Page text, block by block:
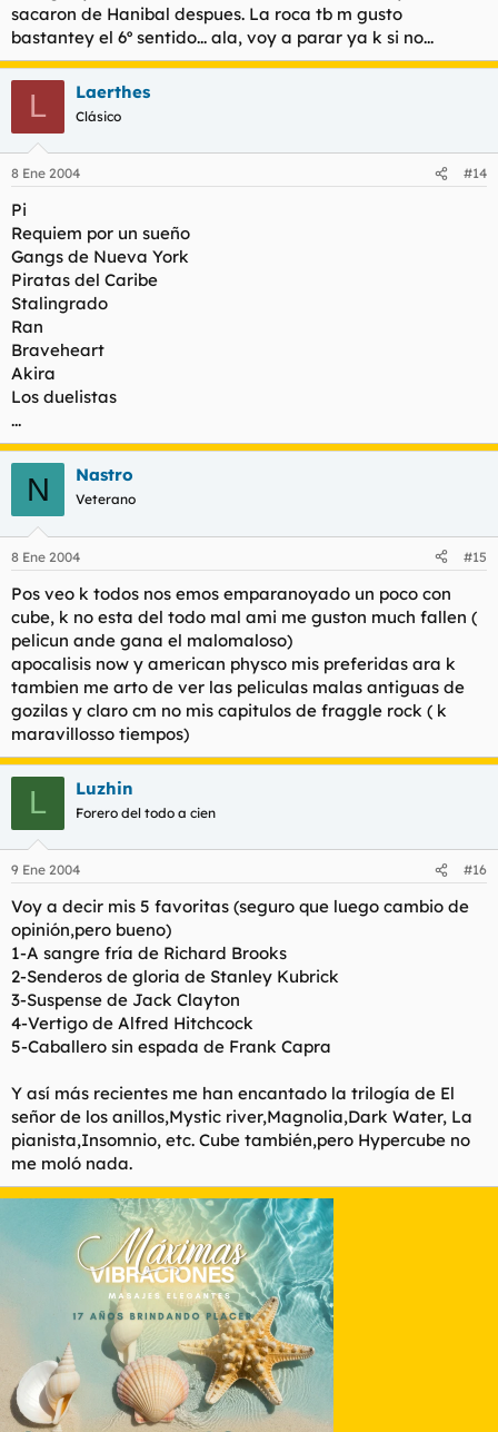
sacaron de Hanibal despues. La roca tb m gusto
bastantey el 6º sentido... ala, voy a parar ya k si no...
L Laerthes
Clásico
8 Ene 2004 #14
Pi
Requiem por un sueño
Gangs de Nueva York
Piratas del Caribe
Stalingrado
Ran
Braveheart
Akira
Los duelistas
...
N Nastro
Veterano
8 Ene 2004 #15
Pos veo k todos nos emos emparanoyado un poco con
cube, k no esta del todo mal ami me guston much fallen (
pelicun ande gana el malomaloso)
apocalisis now y american physco mis preferidas ara k
tambien me arto de ver las peliculas malas antiguas de
gozilas y claro cm no mis capitulos de fraggle rock ( k
maravillosso tiempos)
L Luzhin
Forero del todo a cien
9 Ene 2004 #16
Voy a decir mis 5 favoritas (seguro que luego cambio de
opinión,pero bueno)
1-A sangre fría de Richard Brooks
2-Senderos de gloria de Stanley Kubrick
3-Suspense de Jack Clayton
4-Vertigo de Alfred Hitchcock
5-Caballero sin espada de Frank Capra
Y así más recientes me han encantado la trilogía de El
señor de los anillos,Mystic river,Magnolia,Dark Water, La
pianista,Insomnio, etc. Cube también,pero Hypercube no
me moló nada.